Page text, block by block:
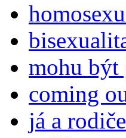
mohu být
coming
já a rodiče